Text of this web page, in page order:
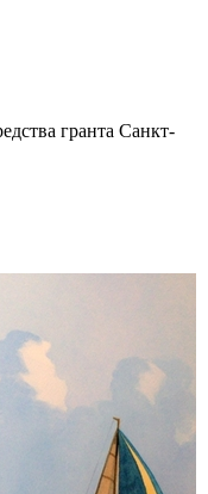
гранта Санкт-